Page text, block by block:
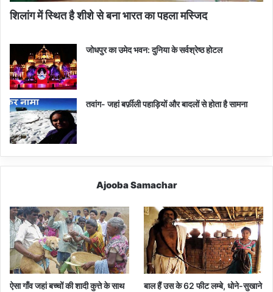
शिलांग में स्थित है शीशे से बना भारत का पहला मस्जिद
जोधपुर का उमेद भवन: दुनिया के सर्वश्रेष्ठ होटल
तवांग- जहां बर्फ़ीली पहाड़ियों और बादलों से होता है सामना
Ajooba Samachar
ऐसा गाँव जहां बच्चों की शादी कुत्ते के साथ
बाल हैं उस के 62 फीट लम्बे, धोने-सुखाने